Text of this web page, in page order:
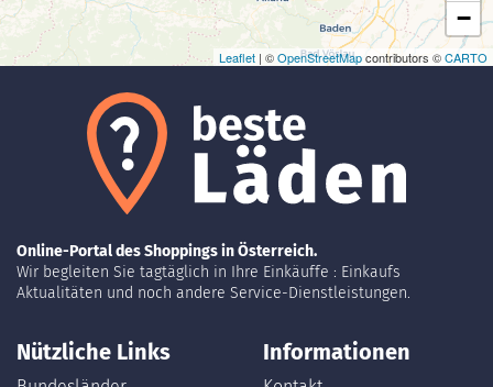
−
Leaflet | ©OpenStreetMapcontributors ©CARTO
Online-Portal des Shoppings in Österreich.
Wir begleiten Sie tagtäglich in Ihre Einkäuffe : Einkaufs
Aktualitäten und noch andere Service-Dienstleistungen.
Nützliche Links Informationen